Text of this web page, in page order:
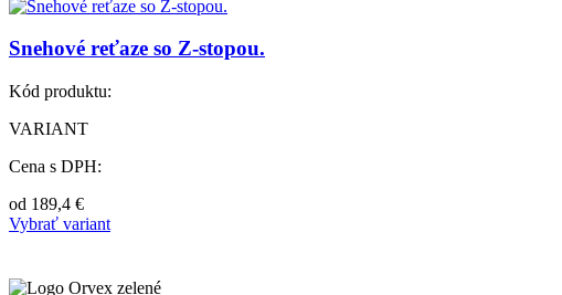
Snehové reťaze so Z-stopou.
Kód produktu:
VARIANT
Cena s DPH:
od 189,4 €
Vybrať variant